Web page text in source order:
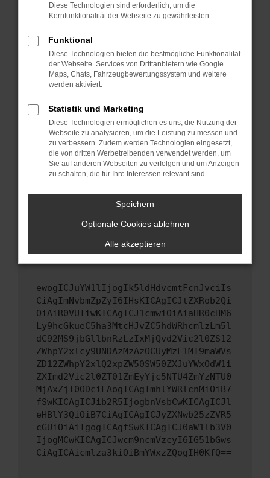
verhindern. Funktioniert die Seite in einem
anderen Browser oder in einem privaten
Starte dein Gerät neu.
Das kann manchmal helfen, vorübergehende
Probleme zu beheben.
Betriebssystem auf dem neuesten Stand
sind.
Veraltete Software birgt nicht nur ein
Sicherheitsrisiko, sondern kann auch dazu
führen, dass bestimmte Funktionen nicht mehr
unterstützt werden.
Wende dich an den Webseitenbetreiber.
Wenn du alle oben genannten Schritte versucht
hast, kontaktiere uns bitte. Wir werden
versuchen, das Problem zu beheben. Du kannst
uns diesen Text schicken, um uns bei der
ewogICJuYW1lIjogIk5ldHdvcmtFcnJvciIs
CiAgImNvbmZpZyI6IHsKICAgICJtZXRob2Qi
OiAiR0VUIiwKICAgICJ1cmwiOiAiaHR0cHM6
Ly9hcGkueC5ha3MtcHJvZC5hdWRhcmlzLm5l
dC92MS9jbGllbnRzLzIxMjQvd2Vic2l0ZS12
ZWhpY2xlcy9UNDAzMzAzOCUyMzE1MT9maWVs
ZD12ZWhpY2xlQ2xpZW50SW50ZXJuYWxOdW1i
ZXImd2Vic2l0ZT01ZmEyYjc5NTU4ZmYzNTU0
MjAxZjI0ODciLAogICAgImhlYWRlcnMiOiB7
fSwKICAgICJib2R5IjogbnVsbCwKICAgICJl
eHBlY3QiOiB7CiAgICAgICJyZXNwb25zZVR5
cGUiOiAiIgogICAgfSwKICAgICJ0aW1lb3V0
IjogMCwKICAgICJwcm9ncmVzcyI6IG51bGws
CiAgICAicmlza3kiOiBmYWxzZQogIH0KfQ==
Diese Technologien sind erforderlich, um die
Kernfunktionalität der Webseite zu gewährleisten.
Funktional
Diese Technologien bieten die bestmögliche Funktionalität
der Webseite. Services von Drittanbietern wie Google
Maps, Chats, Fahrzeugbewertungssystem und weitere
werden aktiviert.
Statistik und Marketing
Diese Technologien ermöglichen es uns, die Nutzung der
Webseite zu analysieren, um die Leistung zu messen und
zu verbessern. Zudem werden Technologien eingesetzt,
die von dritten Werbetreibenden verwendet werden, um
Sie auf anderen Webseiten zu verfolgen und um Anzeigen
zu schalten, die für Ihre Interessen relevant sind.
Speichern
Optionale Cookies ablehnen
Alle akzeptieren